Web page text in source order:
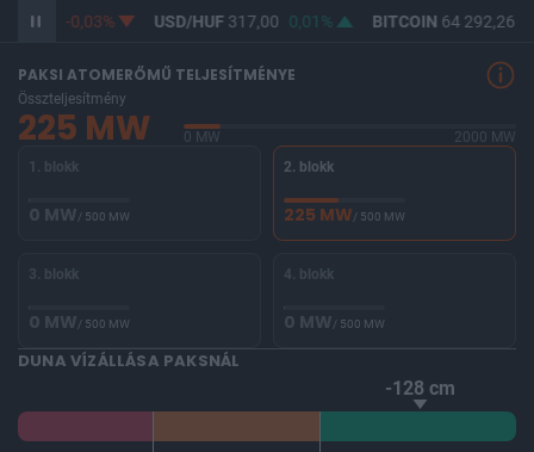
365,28 -0,03% USD/HUF317,00 0,01% BITCOIN 64 292,26
PAKSI ATOMERŐMŰ TELJESÍTMÉNYE
Összteljesítmény
225 MW 0 MW
2000 MW
1. blokk
0 MW/ 500 MW
2. blokk
225 MW/ 500 MW
3. blokk
0 MW/ 500 MW
4. blokk
0 MW/ 500 MW
DUNA VÍZÁLLÁSA PAKSNÁL
-128 cm